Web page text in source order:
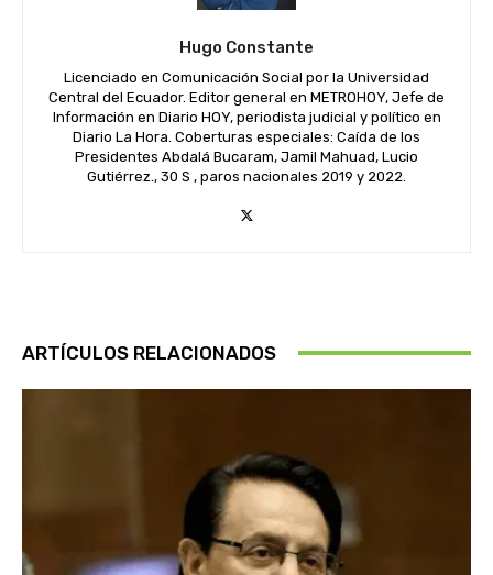
Hugo Constante
Licenciado en Comunicación Social por la Universidad
Central del Ecuador. Editor general en METROHOY, Jefe de
Información en Diario HOY, periodista judicial y político en
Diario La Hora. Coberturas especiales: Caída de los
Presidentes Abdalá Bucaram, Jamil Mahuad, Lucio
Gutiérrez., 30 S , paros nacionales 2019 y 2022.
ARTÍCULOS RELACIONADOS